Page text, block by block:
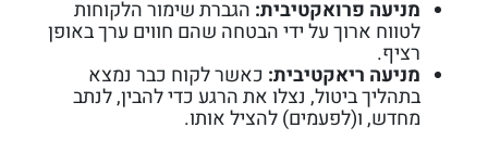
מניעה פרואקטיבית: הגברת שימור הלקוחות
לטווח ארוך על ידי הבטחה שהם חווים ערך באופן
רציף.
מניעה ריאקטיבית: כאשר לקוח כבר נמצא
בתהליך ביטול, נצלו את הרגע כדי להבין, לנתב
מחדש, ו(לפעמים) להציל אותו.